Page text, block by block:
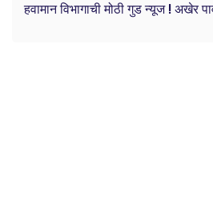
हवामान विभागाची मोठी गुड न्यूज ! अखेर